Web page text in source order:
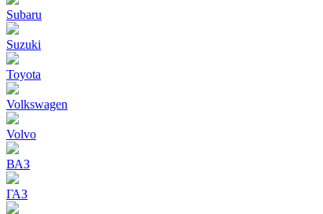
Subaru
Suzuki
Toyota
Volkswagen
Volvo
ВАЗ
ГАЗ